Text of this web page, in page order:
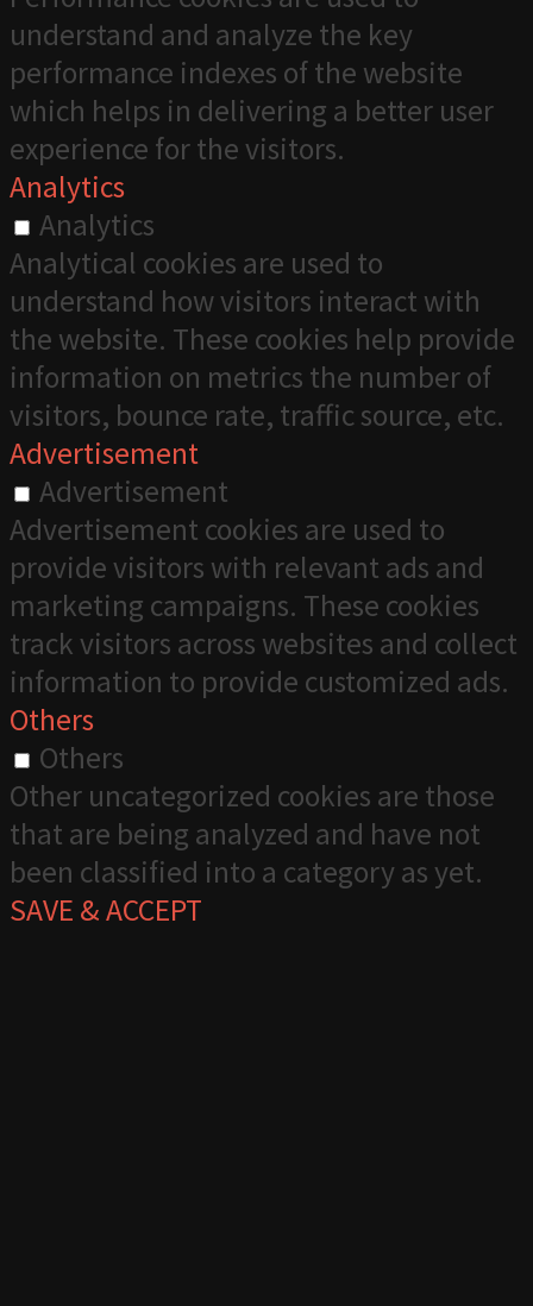
understand and analyze the key
performance indexes of the website
which helps in delivering a better user
experience for the visitors.
Analytics
Analytics
Analytical cookies are used to
understand how visitors interact with
the website. These cookies help provide
information on metrics the number of
visitors, bounce rate, traffic source, etc.
Advertisement
Advertisement
Advertisement cookies are used to
provide visitors with relevant ads and
marketing campaigns. These cookies
track visitors across websites and collect
information to provide customized ads.
Others
Others
Other uncategorized cookies are those
that are being analyzed and have not
been classified into a category as yet.
SAVE & ACCEPT